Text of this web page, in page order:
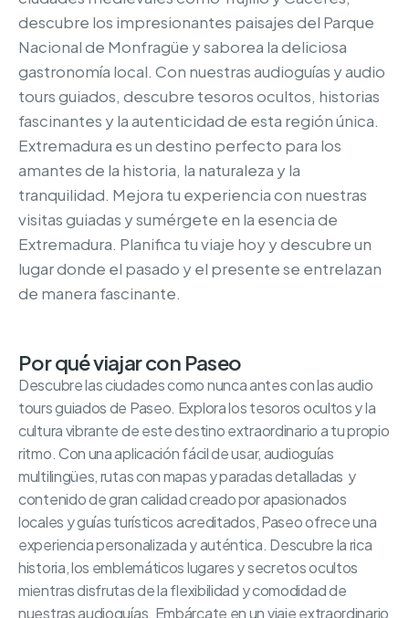
descubre los impresionantes paisajes del Parque
Nacional de Monfragüe y saborea la deliciosa
gastronomía local. Con nuestras audioguías y audio
tours guiados, descubre tesoros ocultos, historias
fascinantes y la autenticidad de esta región única.
Extremadura es un destino perfecto para los
amantes de la historia, la naturaleza y la
tranquilidad. Mejora tu experiencia con nuestras
visitas guiadas y sumérgete en la esencia de
Extremadura. Planifica tu viaje hoy y descubre un
lugar donde el pasado y el presente se entrelazan
de manera fascinante.
Por qué viajar con Paseo
Descubre las ciudades como nunca antes con las audio
tours guiados de Paseo. Explora los tesoros ocultos y la
cultura vibrante de este destino extraordinario a tu propio
ritmo. Con una aplicación fácil de usar, audioguías
multilingües, rutas con mapas y paradas detalladas y
contenido de gran calidad creado por apasionados
locales y guías turísticos acreditados, Paseo ofrece una
experiencia personalizada y auténtica. Descubre la rica
historia, los emblemáticos lugares y secretos ocultos
mientras disfrutas de la flexibilidad y comodidad de
nuestras audioguías. Embárcate en un viaje extraordinario